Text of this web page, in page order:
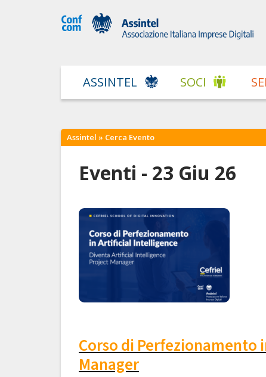
ASSINTEL SOCI
Assintel » Cerca Evento
Eventi - 23 Giu 26
Corso di
Manager